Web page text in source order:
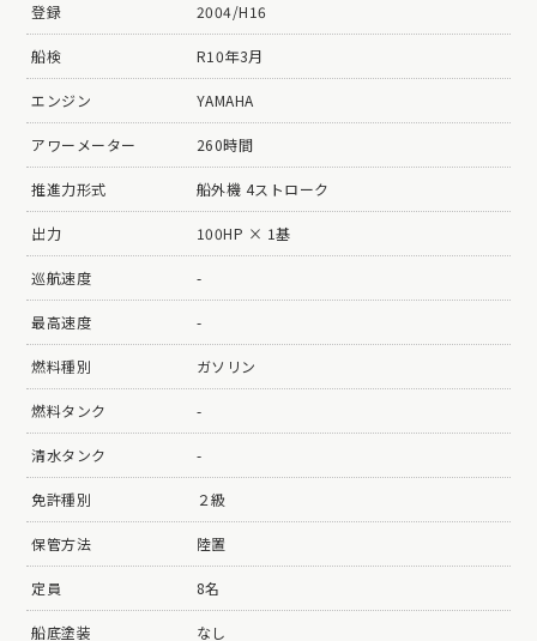
登録 2004/H16
船検 R10年3月
エンジン YAMAHA
アワーメーター 260時間
推進力形式 船外機 4ストローク
出力 100HP × 1基
巡航速度 -
最高速度 -
燃料種別 ガソリン
燃料タンク -
清水タンク -
免許種別 ２級
保管方法 陸置
定員 8名
船底塗装 なし